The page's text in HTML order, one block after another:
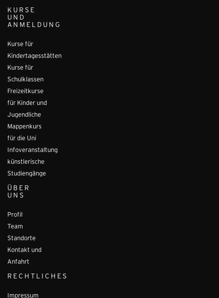
KURSE
UND
ANMELDUNG
Kurse für
Kindertagesstätten
Kurse für
Schulklassen
Freizeitkurse
für Kinder und
Jugendliche
Mappenkurs
für die Uni
Infoveranstaltung
künstlerische
Studiengänge
ÜBER
UNS
Profil
Team
Standorte
Kontakt und
Anfahrt
RECHTLICHES
Impressum